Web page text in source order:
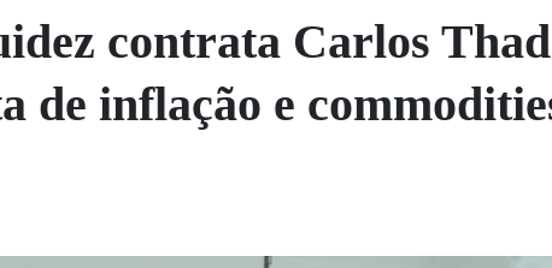
contrata Carlos
de inflação e